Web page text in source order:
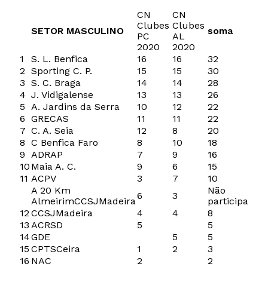
SETOR MASCULINO
CN
Clubes
PC
2020
CN
Clubes
AL
2020
soma
1 S. L. Benfica 16 16
32
2 Sporting C. P. 15 15
30
3 S. C. Braga 14 14
28
4 J. Vidigalense 13 13
26
5 A. Jardins da Serra 10 12
22
6 GRECAS 11 11
22
7 C. A. Seia 12 8
20
8 C Benfica Faro 8 10
18
9 ADRAP 7 9
16
10 Maia A. C. 9 6
15
11 ACPV 3 7
10
A 20 Km
AlmeirimCCSJMadeira6 3
Não
participa
12 CCSJMadeira 4 4
8
13 ACRSD 5
5
14GDE 5
5
15 CPTSCeira 1 2
3
16 NAC 2 2